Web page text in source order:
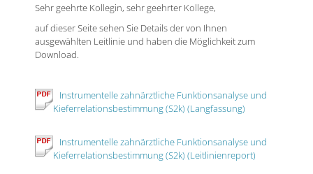
Sehr geehrte Kollegin, sehr geehrter Kollege,
auf dieser Seite sehen Sie Details der von Ihnen
ausgewählten Leitlinie und haben die Möglichkeit zum
Download.
Instrumentelle zahnärztliche Funktionsanalyse und
Kieferrelationsbestimmung (S2k) (Langfassung)
Instrumentelle zahnärztliche Funktionsanalyse und
Kieferrelationsbestimmung (S2k) (Leitlinienreport)